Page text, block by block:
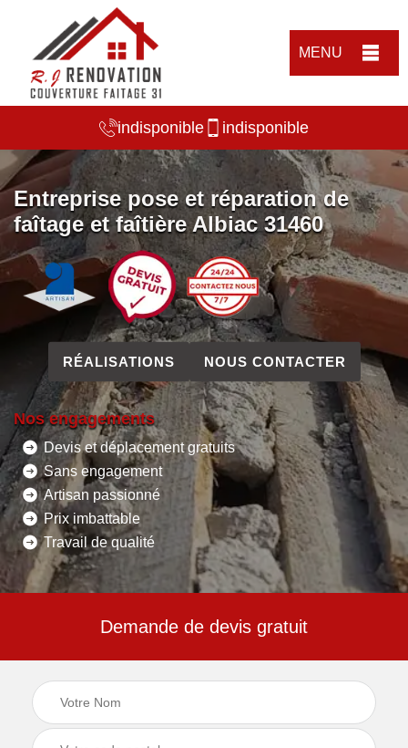
MENU
indisponible indisponible
Entreprise pose et réparation de
faîtage et faîtière Albiac 31460
RÉALISATIONS NOUS CONTACTER
Nos engagements
Devis et déplacement gratuits
Sans engagement
Artisan passionné
Prix imbattable
Travail de qualité
Demande de devis gratuit